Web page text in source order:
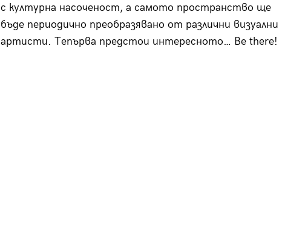
с културна насоченост, а самото пространство ще
бъде периодично преобразявано от различни ви­зуални
артисти. Тепърва предстои интересното… Be there!